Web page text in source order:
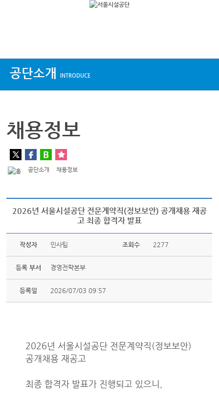
공단소개 INTRODUCE
채용정보
공단소개 채용정보
2026년 서울시설공단 전문계약직(정보보안) 공개채용 재공
고 최종 합격자 발표
작성자 인사팀 조회수 2277
등록 부서 경영전략본부
등록일 2026/07/03 09:57
2026년 서울시설공단 전문계약직(정보보안)
공개채용 재공고
최종 합격자 발표가 진행되고 있으니,